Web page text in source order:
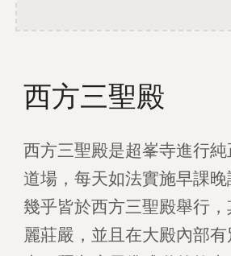
西方三聖殿
西方三聖殿是超峯寺進行
道場，每天如法實施早課
幾乎皆於西方三聖殿舉行
麗莊嚴，並且在大殿內部